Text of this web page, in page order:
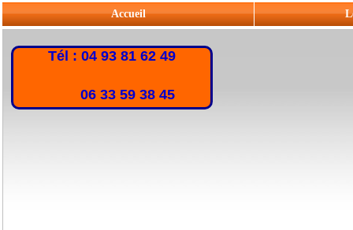
Accueil
Tél : 04 93 81 62 49
06 33 59 38 45